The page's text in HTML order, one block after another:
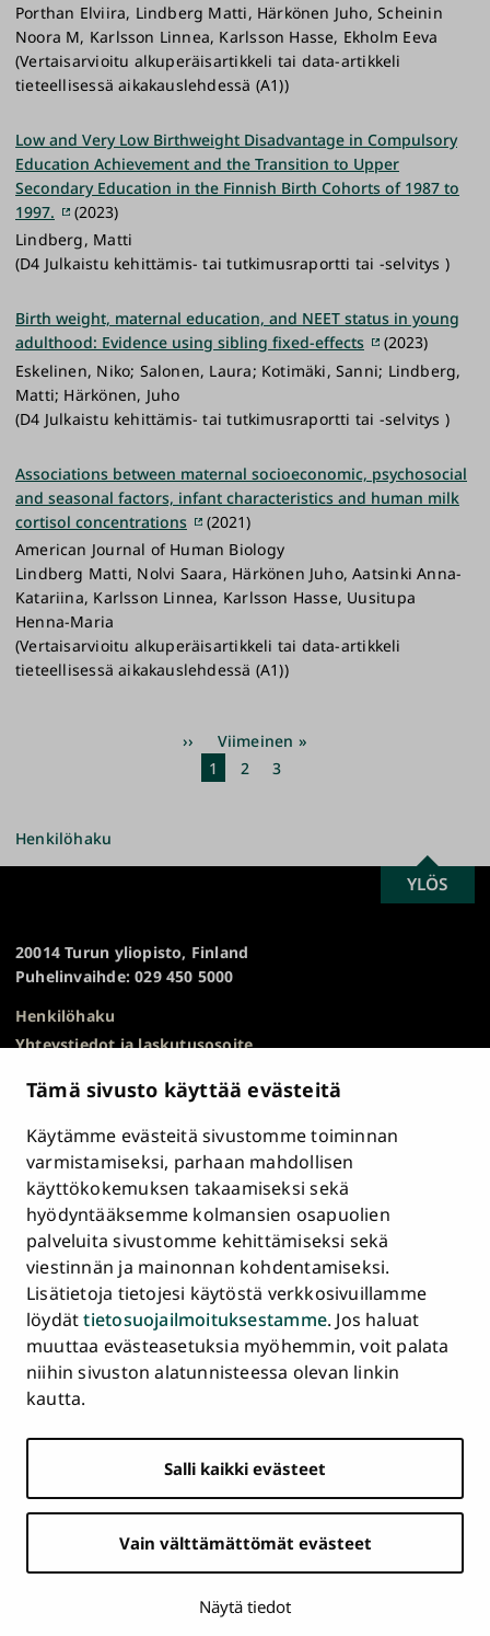
Tämä sivusto käyttää evästeitä
Käytämme evästeitä sivustomme toiminnan
varmistamiseksi, parhaan mahdollisen
käyttökokemuksen takaamiseksi sekä
hyödyntääksemme kolmansien osapuolien
palveluita sivustomme kehittämiseksi sekä
viestinnän ja mainonnan kohdentamiseksi.
Lisätietoja tietojesi käytöstä verkkosivuillamme
löydättietosuojailmoituksestamme. Jos haluat
muuttaa evästeasetuksia myöhemmin, voit palata
niihin sivuston alatunnisteessa olevan linkin
kautta.
Salli kaikki evästeet
Vain välttämättömät evästeet
Näytä tiedot
Porthan Elviira, Lindberg Matti, Härkönen Juho, Scheinin
Noora M, Karlsson Linnea, Karlsson Hasse, Ekholm Eeva
(Vertaisarvioitu alkuperäisartikkeli tai data-artikkeli
tieteellisessä aikakauslehdessä (A1))
Low and Very Low Birthweight Disadvantage in Compulsory
Education Achievement and the Transition to Upper
Secondary Education in the Finnish Birth Cohorts of 1987 to
1997.
(2023)
Lindberg, Matti
(D4 Julkaistu kehittämis- tai tutkimusraportti tai -selvitys )
Birth weight, maternal education, and NEET status in young
adulthood: Evidence using sibling fixed-effects
(2023)
Eskelinen, Niko; Salonen, Laura; Kotimäki, Sanni; Lindberg,
Matti; Härkönen, Juho
(D4 Julkaistu kehittämis- tai tutkimusraportti tai -selvitys )
Associations between maternal socioeconomic, psychosocial
and seasonal factors, infant characteristics and human milk
cortisol concentrations
(2021)
American Journal of Human Biology
Lindberg Matti, Nolvi Saara, Härkönen Juho, Aatsinki Anna-
Katariina, Karlsson Linnea, Karlsson Hasse, Uusitupa
Henna-Maria
(Vertaisarvioitu alkuperäisartikkeli tai data-artikkeli
tieteellisessä aikakauslehdessä (A1))
Seuraava
sivu
››
Viimeinen
sivu
Viimeinen »
Nykyinen
1 Sivu
2 Sivu
3
Henkilöhaku
20014 Turun yliopisto, Finland
Puhelinvaihde: 029 450 5000
Henkilöhaku
Yhteystiedot ja laskutusosoite
HR Excellence in Research
Tietosuojailmoitus
Asiakirjajulkisuuskuvaus ja tietopyynnöt
Väärinkäytösepäilyt
Saavutettavuusseloste
Palaute
Intranet ja sähköiset työkalut
Evästeasetukset
Päävalikko
alatunnisteessa
ETUSIVU
YHTEISTYÖ
Turun
yliopisto
Turun
yliopisto
TurunTurunTurunTurun
SCROLL
TO
YLÖS